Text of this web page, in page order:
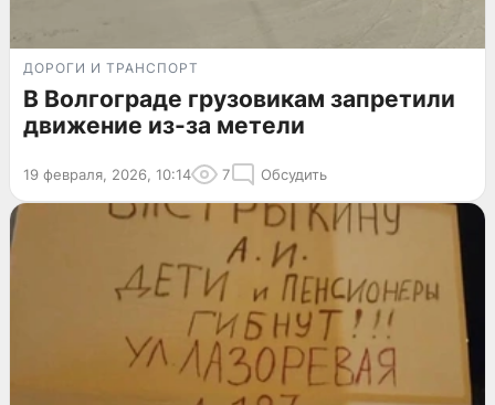
ДОРОГИ И ТРАНСПОРТ
В Волгограде грузовикам запретили
движение из-за метели
19 февраля, 2026, 10:14 7 Обсудить